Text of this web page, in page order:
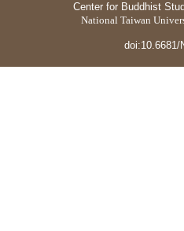
Center for Buddhist
National Taiwan
doi:10.6681/